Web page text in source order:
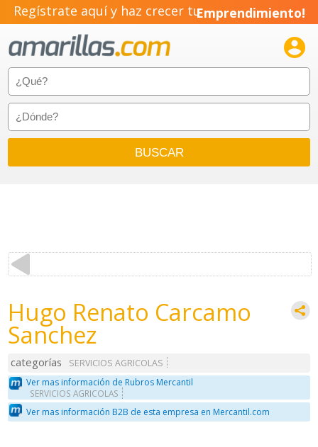
Regístrate aquí y haz crecer tuEmprendimiento!

Hugo Renato Carcamo
Sanchez
categorías
SERVICIOS AGRICOLAS
Ver mas información de Rubros Mercantil
SERVICIOS AGRICOLAS
Ver mas información B2B de esta empresa en Mercantil.com